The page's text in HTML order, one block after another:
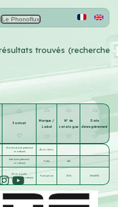
Le Phonoflux
trouvés (recherche
Format
Marque /
Label
N° de
catalogue
Date
d'enregistrement
Standard (enregistrement
acoustique)
Álvaro Ureña
Inter (enregistrement
acoustique)
Pathé 488
25 cm aiguille
(enregistrement acoustique)
Pantophone 2074 1904-1905